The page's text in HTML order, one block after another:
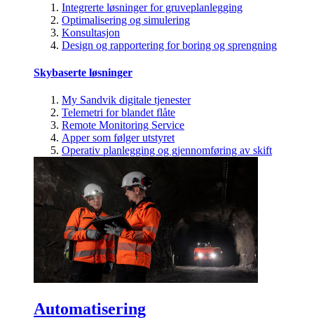
Integrerte løsninger for gruveplanlegging
Optimalisering og simulering
Konsultasjon
Design og rapportering for boring og sprengning
Skybaserte løsninger
My Sandvik digitale tjenester
Telemetri for blandet flåte
Remote Monitoring Service
Apper som følger utstyret
Operativ planlegging og gjennomføring av skift
Automatisering